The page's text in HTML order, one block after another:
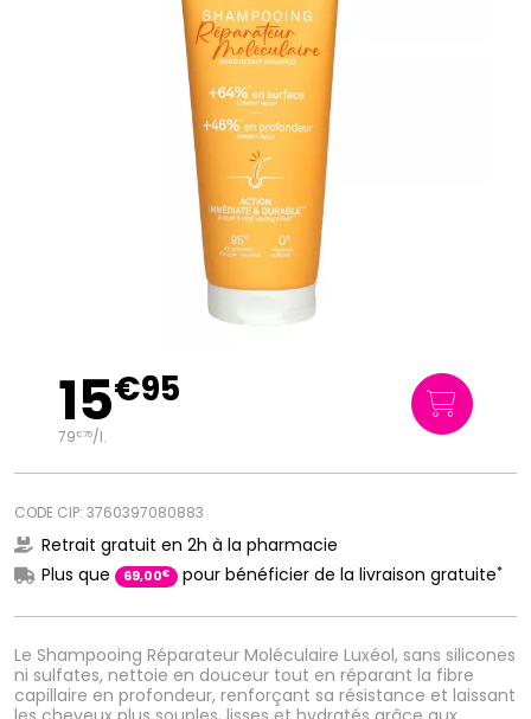
Le Shampooing Réparateur Moléculaire Luxéol, sans silicones
ni sulfates, nettoie en douceur tout en réparant la fibre
capillaire en profondeur, renforçant sa résistance et laissant
15€95
79€75/l.
CODE CIP: 3760397080883
Retrait gratuit en 2h à la pharmacie
Plus que
69,00€ pour bénéficier de la livraison gratuite*